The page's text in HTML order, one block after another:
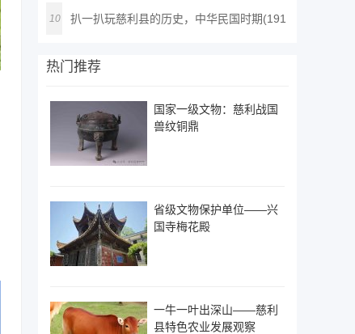
10 扒一扒玩慈利县的历史，中华民国时期(191
热门推荐
国家一级文物：慈利战国
兽纹铜鼎
省级文物保护单位——兴
国寺梅花殿
一牛一叶出深山——慈利
县特色农业发展观察